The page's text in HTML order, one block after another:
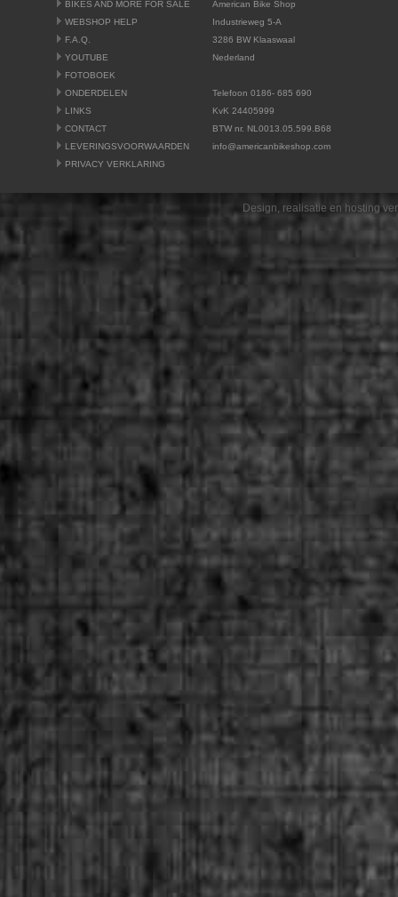
BIKES AND MORE FOR SALE
WEBSHOP HELP
F.A.Q.
YOUTUBE
FOTOBOEK
ONDERDELEN
LINKS
CONTACT
LEVERINGSVOORWAARDEN
PRIVACY VERKLARING
American Bike Shop
Industrieweg 5-A
3286 BW Klaaswaal
Nederland
Telefoon 0186- 685 690
KvK 24405999
BTW nr. NL0013.05.599.B68
info@americanbikeshop.com
Design, realisatie en hosting